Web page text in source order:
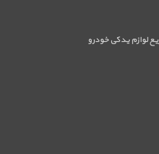
لوازم یدکی خودرو